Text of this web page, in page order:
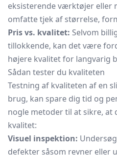
eksisterende værktøjer eller
omfatte tjek af størrelse,
Pris vs. kvalitet: Selvom
tillokkende, kan det være
højere kvalitet for langvarig
Sådan tester du kvaliteten
Testning af kvaliteten af en
brug, kan spare dig tid og
nogle metoder til at sikre, at
kvalitet:
Visuel inspektion:
defekter såsom revner eller